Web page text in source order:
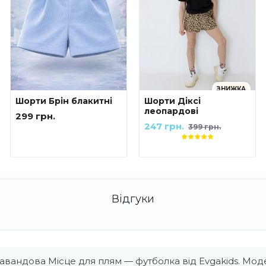
Шорти Брін блакитні
299 грн.
ЗНИЖКА
Шорти Діксі
леопардові
399 грн.
247 грн.
Місце для плям — футболка від Evgakids.